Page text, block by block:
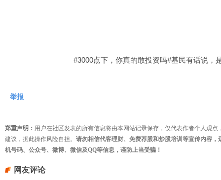
#3000点下，你真的敢投资吗#基民有话说，
举报
郑重声明： 用户在社区发表的所有信息将由本网站记录保存，仅代表作者个人观
建议，据此操作风险自担。 请勿相信代客理财、免费荐股和炒股培训等宣传内容
机号码、公众号、微博、微信及QQ等信息，谨防上当受骗！
网友评论